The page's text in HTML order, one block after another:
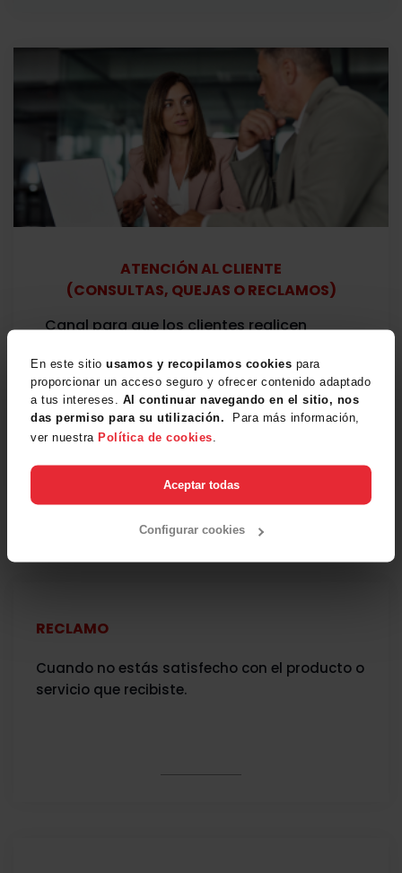
En este sitio usamos y recopilamos cookies para
proporcionar un acceso seguro y ofrecer contenido adaptado
a tus intereses. Al continuar navegando en el sitio, nos
das permiso para su utilización. Para más información,
ver nuestra Política de cookies.
Aceptar todas
Configurar cookies
ATENCIÓN AL CLIENTE
(CONSULTAS, QUEJAS O RECLAMOS)
Canal para que los clientes realicen
nuestros productos o servicios. Te
brindaremos la orientación necesaria.
Aquí
¿Cuál es la diferencia?
RECLAMO
Cuando no estás satisfecho con el producto o
servicio que recibiste.